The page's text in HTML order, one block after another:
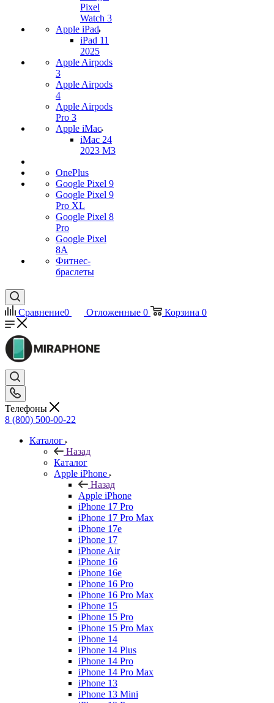
Pixel
Watch 3
Apple iPad
iPad 11
2025
Apple Airpods
3
Apple Airpods
4
Apple Airpods
Pro 3
Apple iMac
iMac 24
2023 M3
OnePlus
Google Pixel 9
Google Pixel 9
Pro XL
Google Pixel 8
Pro
Google Pixel
8A
Фитнес-
браслеты
Сравнение0 Отложенные 0 Корзина 0
Телефоны
8 (800) 500-00-22
Каталог
Назад
Каталог
Apple iPhone
Назад
Apple iPhone
iPhone 17 Pro
iPhone 17 Pro Max
iPhone 17e
iPhone 17
iPhone Air
iPhone 16
iPhone 16e
iPhone 16 Pro
iPhone 16 Pro Max
iPhone 15
iPhone 15 Pro
iPhone 15 Pro Max
iPhone 14
iPhone 14 Plus
iPhone 14 Pro
iPhone 14 Pro Max
iPhone 13
iPhone 13 Mini